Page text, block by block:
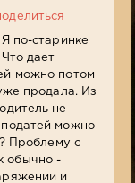
по-старинке
дает
можно потом
продала. Из
не
можно
Проблему с
обычно -
и